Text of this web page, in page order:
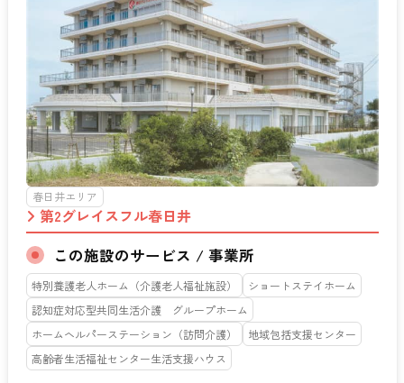
第2グレイスフル春日井
春日井エリア
この施設のサービス / 事業所
特別養護老人ホーム（介護老人福祉施設）
ショートステイホーム
認知症対応型共同生活介護 グループホーム
ホームヘルパーステーション（訪問介護）
地域包括支援センター
高齢者生活福祉センター生活支援ハウス